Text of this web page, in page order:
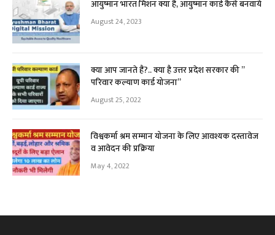
आयुष्मान भारत मिशन क्या है, आयुष्मान कार्ड कैसे बनवाये
August 24, 2023
क्या आप जानते हैं?.. क्या है उत्तर प्रदेश सरकार की ”
परिवार कल्याण कार्ड योजना”
August 25, 2022
विश्वकर्मा श्रम सम्मान योजना के लिए आवश्यक दस्तावेज
व आवेदन की प्रक्रिया
May 4, 2022